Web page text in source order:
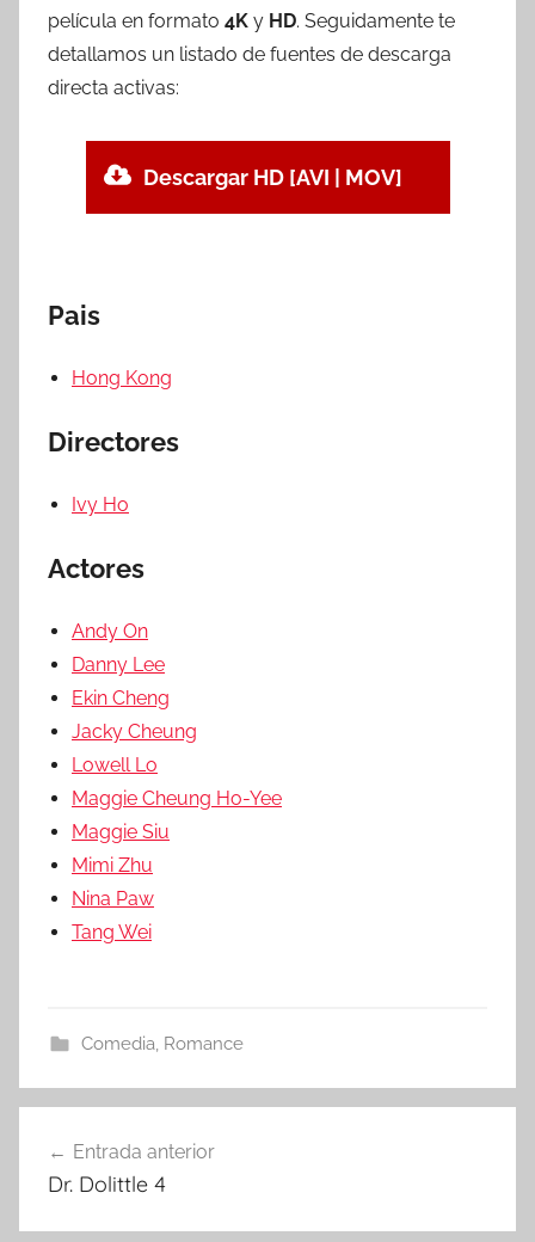
película en formato 4K y HD. Seguidamente te
detallamos un listado de fuentes de descarga
directa activas:
Descargar HD [AVI | MOV]
Pais
Hong Kong
Directores
Ivy Ho
Actores
Andy On
Danny Lee
Ekin Cheng
Jacky Cheung
Lowell Lo
Maggie Cheung Ho-Yee
Maggie Siu
Mimi Zhu
Nina Paw
Tang Wei
Comedia, Romance
Navegación
de
Entrada anterior
Dr. Dolittle 4